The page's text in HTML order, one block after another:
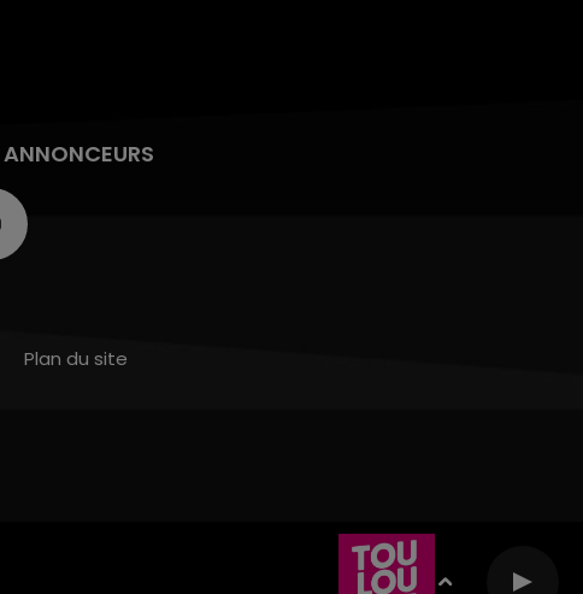
ANNONCEURS
Plan du site